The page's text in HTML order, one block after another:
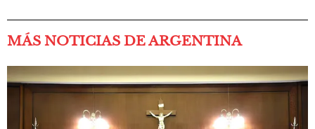
MÁS NOTICIAS DE ARGENTINA